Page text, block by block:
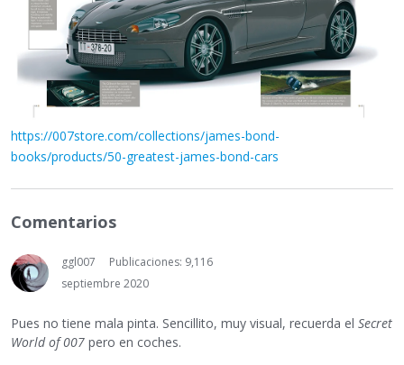
https://007store.com/collections/james-bond-
books/products/50-greatest-james-bond-cars
Comentarios
ggl007
Publicaciones: 9,116
septiembre 2020
Pues no tiene mala pinta. Sencillito, muy visual, recuerda el Secret
World of 007 pero en coches.